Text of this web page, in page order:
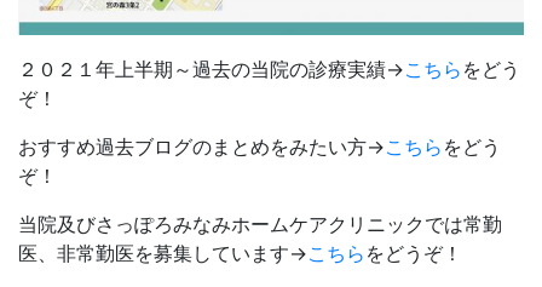
２０２１年上半期～過去の当院の診療実績→こちら をどう
ぞ！
おすすめ過去ブログのまとめをみたい方→こちら をどう
ぞ！
当院及びさっぽろみなみホームケアクリニックでは常勤
医、非常勤医を募集しています→こちら をどうぞ！